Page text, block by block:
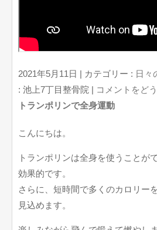
2021年5月11日 | カテゴリー : 日々
: 池上7丁目整骨院 | コメントをど
トランポリンで全身運動
こんにちは。
トランポリンは全身を使うことが
効果的です。
さらに、短時間で多くのカロリー
見込めます。